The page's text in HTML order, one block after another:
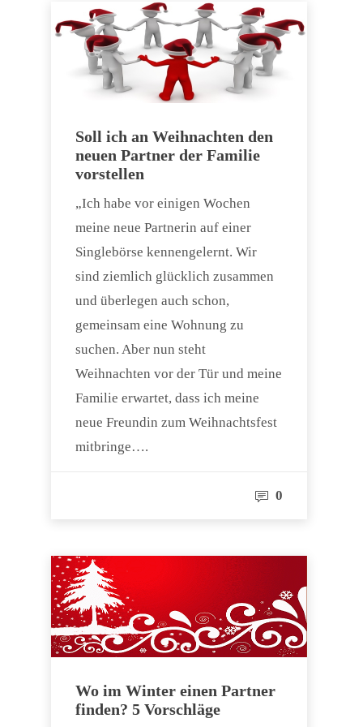
Soll ich an Weihnachten den
neuen Partner der Familie
vorstellen
„Ich habe vor einigen Wochen
meine neue Partnerin auf einer
Singlebörse kennengelernt. Wir
sind ziemlich glücklich zusammen
und überlegen auch schon,
gemeinsam eine Wohnung zu
suchen. Aber nun steht
Weihnachten vor der Tür und meine
Familie erwartet, dass ich meine
neue Freundin zum Weihnachtsfest
mitbringe….
0
Wo im Winter einen Partner
finden? 5 Vorschläge